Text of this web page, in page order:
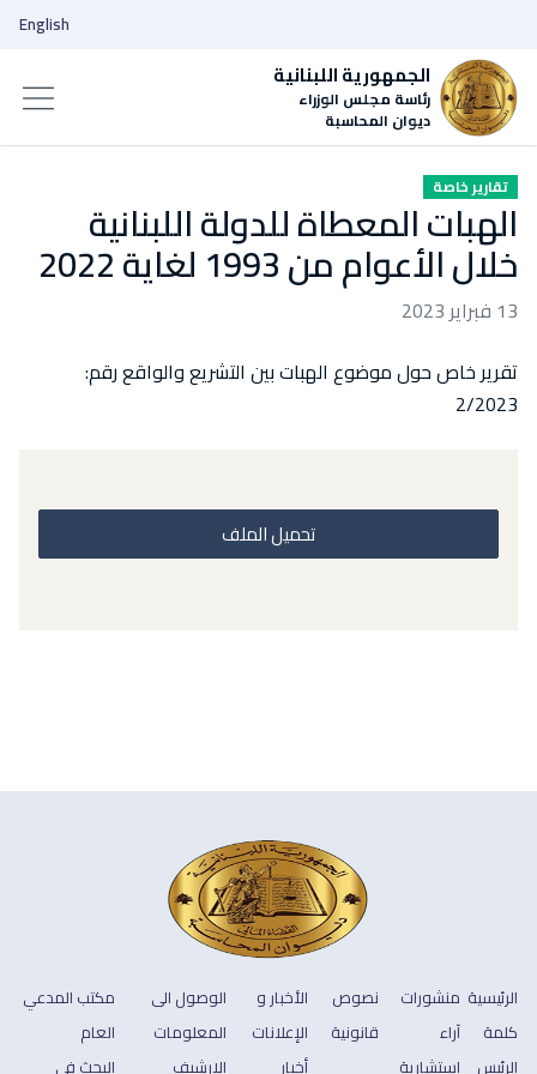
الجمهورية اللبنانية
رئاسة مجلس الوزراء
ديوان المحاسبة
English
تقارير خاصة
الهبات المعطاة للدولة اللبنانية
خلال الأعوام من 1993 لغاية 2022
13 فبراير 2023
تقرير خاص حول موضوع الهبات بين التشريع والواقع رقم:
2/2023
تحميل الملف
الرئيسية
كلمة
الرئيس
منشورات
آراء
استشارية
نصوص
قانونية
الأخبار و
الإعلانات
أخبار
الوصول الى
المعلومات
الارشيف
مكتب المدعي
العام
البحث في